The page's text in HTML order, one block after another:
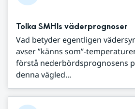
Tolka SMHIs väderprognoser
Vad betyder egentligen
avser ”känns som”-
förstå nederbördsprognosens
denna vägled...